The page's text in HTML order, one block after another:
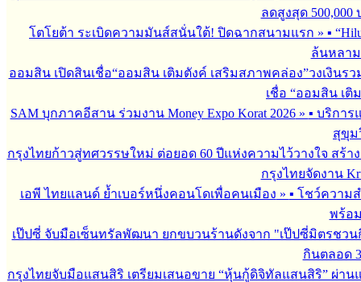
ลดสูงสุด 500,000
โตโยต้า ระเบิดความมันส์สนั่นใต้! ปิดฉากสนามแรก » ▪︎
ล้นหลาม
ออมสิน เปิดสินเชื่อ“ออมสิน เติมตังค์ เสริมสภาพคล่อง”วงเงินรว
เชื่อ “ออมสิน เติ
SAM บุกภาคอีสาน ร่วมงาน Money Expo Korat 2026» ▪︎ บริกา
สุขุม
กรุงไทยก้าวสู่ทศวรรษใหม่ ต่อยอด 60 ปีแห่งความไว้วางใจ สร้
กรุงไทยจัดงาน
เอพี ไทยแลนด์ ย้ำเบอร์หนึ่งคอนโดเพื่อคนเมือง » ▪︎ โชว์ความ
พร้อ
เป๊ปซี่ จับมือเซ็นทรัลพัฒนา ยกขบวนร้านดังจาก "เป๊ปซี่มิตรชว
กินตลอด
กรุงไทยจับมือแสนสิริ เตรียมเสนอขาย “หุ้นกู้ดิจิทัลแสนสิริ” ผ่าน